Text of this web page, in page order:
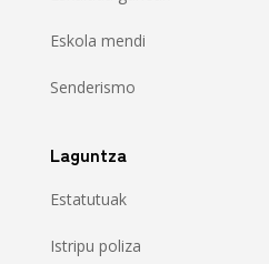
Eskola mendi
Senderismo
Laguntza
Estatutuak
Istripu poliza